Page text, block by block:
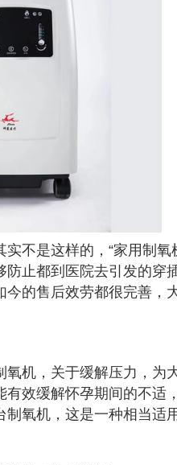
不是这样的，“家用制氧
止都到医院去引发的穿
的售后效劳都很完善，
机，关于缓解压力，为
效缓解怀孕期间的不适
氧机，这是一种相当适